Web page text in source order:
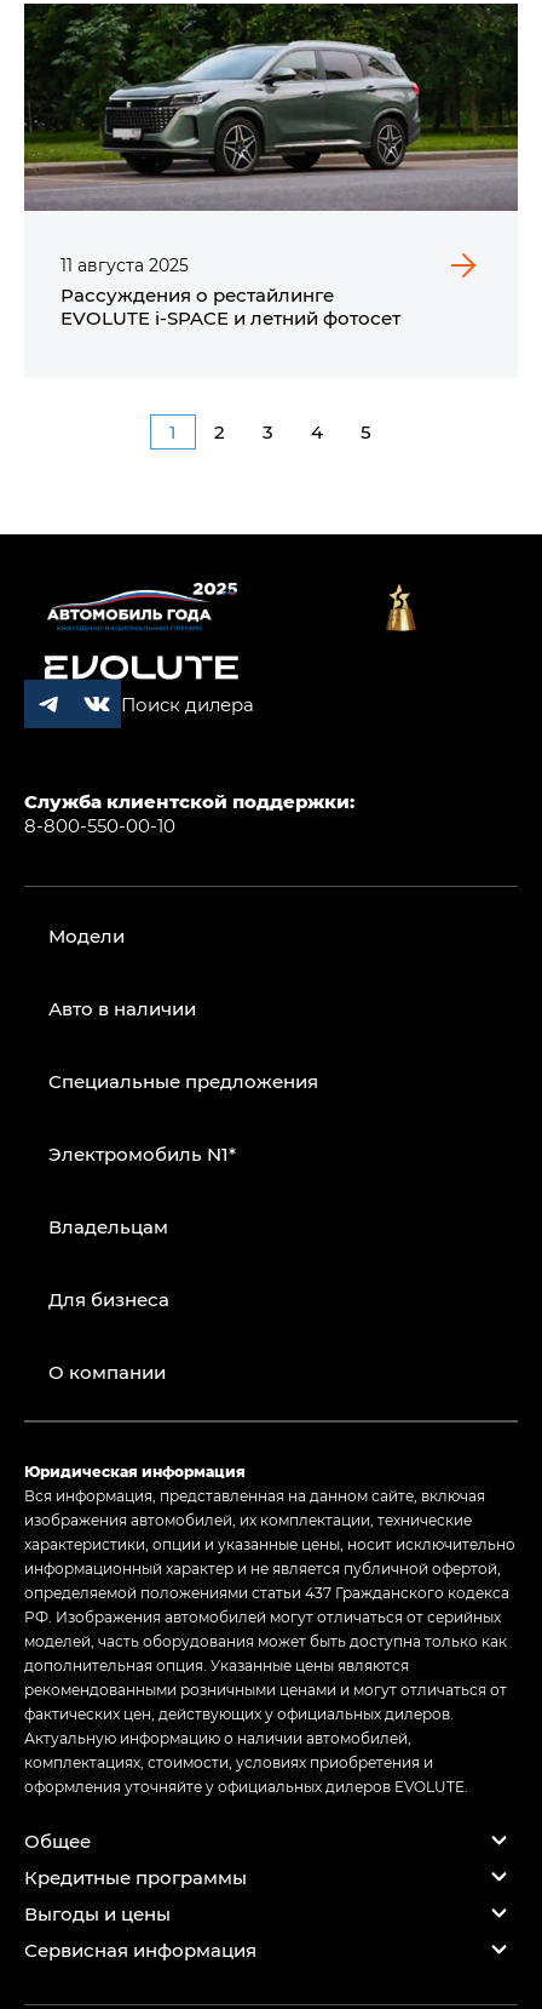
11 августа 2025
Рассуждения о рестайлинге
EVOLUTE i‑SPACE и летний фотосет
1 2 3 4 5
Поиск дилера
Служба клиентской поддержки:
8-800-550-00-10
Модели
Авто в наличии
Специальные предложения
Электромобиль N1*
Владельцам
Для бизнеса
О компании
Юридическая информация
Вся информация, представленная на данном сайте, включая
изображения автомобилей, их комплектации, технические
характеристики, опции и указанные цены, носит исключительно
информационный характер и не является публичной офертой,
определяемой положениями статьи 437 Гражданского кодекса
РФ. Изображения автомобилей могут отличаться от серийных
моделей, часть оборудования может быть доступна только как
дополнительная опция. Указанные цены являются
рекомендованными розничными ценами и могут отличаться от
фактических цен, действующих у официальных дилеров.
Актуальную информацию о наличии автомобилей,
комплектациях, стоимости, условиях приобретения и
оформления уточняйте у официальных дилеров EVOLUTE.
Общее
Кредитные программы
Выгоды и цены
Сервисная информация